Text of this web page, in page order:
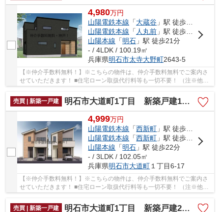
4,980万円
山陽電鉄本線 「大蔵谷 」駅 徒歩10分
山陽電鉄本線 「 人丸前 」駅 徒歩11分
山陽本線 「明石 」駅 徒歩21分
- / 4LDK / 100.19㎡
兵庫県明石市太寺大野町2643-5
【※仲介手数料無料！】※こちらの物件は、仲介手数料無料でご案内さ
せていただきます！ ■住宅ローン取扱代行料等も一切不要！ （注※他社
では事務手数料として5万円～10万円必要な場合が...
売買 | 新築一戸建
明石市大道町1丁目 新築戸建1号棟 仲介手数料無料！
4,999万円
山陽電鉄本線 「西新町 」駅 徒歩11分
山陽電鉄本線 「西新町 」駅 徒歩11分
山陽本線 「明石 」駅 徒歩22分
- / 3LDK / 102.05㎡
兵庫県明石市大道町１丁目6-17
【※仲介手数料無料！】※こちらの物件は、仲介手数料無料でご案内さ
せていただきます！ ■住宅ローン取扱代行料等も一切不要！ （注※他社
売買 | 新築一戸建
明石市大道町1丁目 新築戸建2号棟 仲介手数料無料！